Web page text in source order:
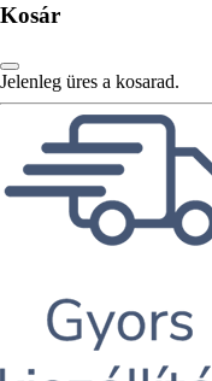
Kosár
Jelenleg üres a kosarad.